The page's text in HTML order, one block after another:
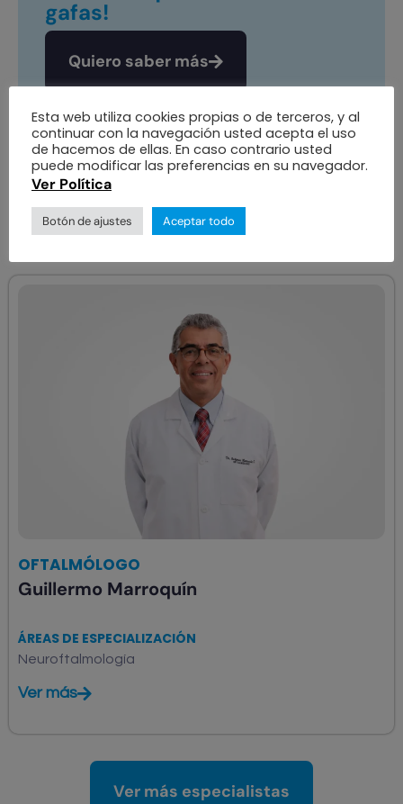
gafas!
Quiero saber más
Nuestros
Especialistas
OFTALMÓLOGO
Guillermo Marroquín
ÁREAS DE ESPECIALIZACIÓN
Neuroftalmología
Ver más
Ver más especialistas
Esta web utiliza cookies propias o de terceros, y al
continuar con la navegación usted acepta el uso
de hacemos de ellas. En caso contrario usted
puede modificar las preferencias en su navegador.
Ver Política
Botón de ajustes Aceptar todo